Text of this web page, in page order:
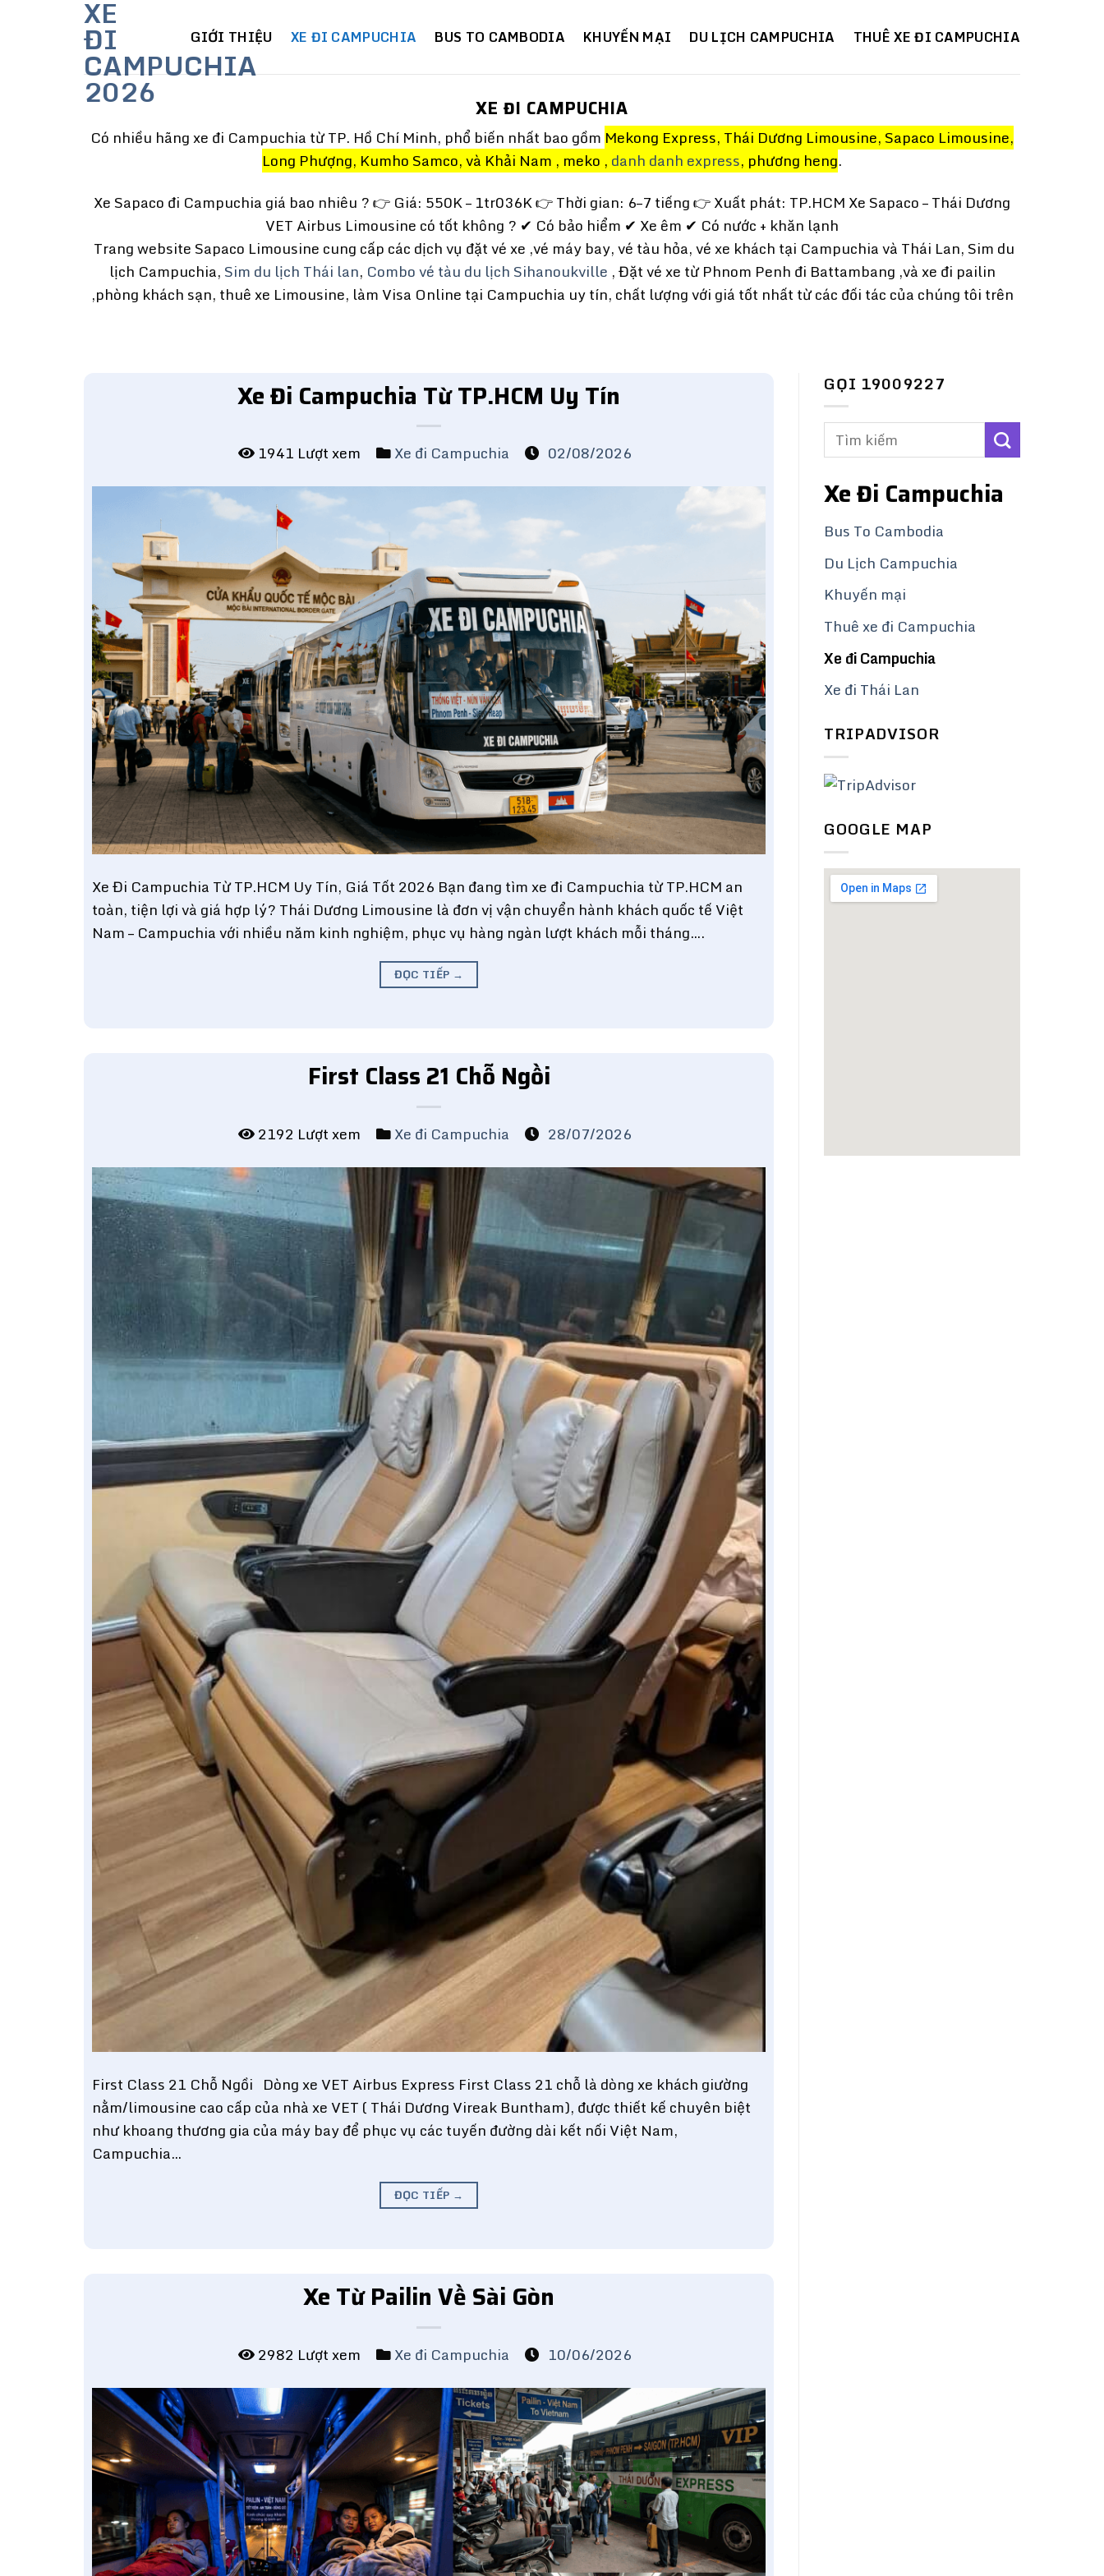
XE
ĐI
CAMPUCHIA
2026
GIỚI THIỆU XE ĐI CAMPUCHIA BUS TO CAMBODIA KHUYẾN MẠI DU LỊCH CAMPUCHIA THUÊ XE ĐI CAMPUCHIA
XE ĐI CAMPUCHIA
Có nhiều hãng xe đi Campuchia từ TP. Hồ Chí Minh, phổ biến nhất bao gồm Mekong Express, Thái Dương Limousine, Sapaco Limousine,
Long Phượng, Kumho Samco, và Khải Nam , meko , danh danh express, phương heng.
Xe Sapaco đi Campuchia giá bao nhiêu ? 👉 Giá: 550K – 1tr036K 👉 Thời gian: 6–7 tiếng 👉 Xuất phát: TP.HCM Xe Sapaco – Thái Dương
VET Airbus Limousine có tốt không ? ✔ Có bảo hiểm ✔ Xe êm ✔ Có nước + khăn lạnh
Trang website Sapaco Limousine cung cấp các dịch vụ đặt vé xe ,vé máy bay, vé tàu hỏa, vé xe khách tại Campuchia và Thái Lan, Sim du
lịch Campuchia, Sim du lịch Thái lan, Combo vé tàu du lịch Sihanoukville , Đặt vé xe từ Phnom Penh đi Battambang ,và xe đi pailin
,phòng khách sạn, thuê xe Limousine, làm Visa Online tại Campuchia uy tín, chất lượng với giá tốt nhất từ các đối tác của chúng tôi trên
Xe Đi Campuchia Từ TP.HCM Uy Tín
1941 Lượt xem Xe đi Campuchia 02/08/2026
Xe Đi Campuchia Từ TP.HCM Uy Tín, Giá Tốt 2026 Bạn đang tìm xe đi Campuchia từ TP.HCM an
toàn, tiện lợi và giá hợp lý? Thái Dương Limousine là đơn vị vận chuyển hành khách quốc tế Việt
Nam – Campuchia với nhiều năm kinh nghiệm, phục vụ hàng ngàn lượt khách mỗi tháng….
ĐỌC TIẾP →
First Class 21 Chỗ Ngồi
2192 Lượt xem Xe đi Campuchia 28/07/2026
First Class 21 Chỗ Ngồi Dòng xe VET Airbus Express First Class 21 chỗ là dòng xe khách giường
nằm/limousine cao cấp của nhà xe VET ( Thái Dương Vireak Buntham), được thiết kế chuyên biệt
như khoang thương gia của máy bay để phục vụ các tuyến đường dài kết nối Việt Nam,
Campuchia…
ĐỌC TIẾP →
Xe Từ Pailin Về Sài Gòn
2982 Lượt xem Xe đi Campuchia 10/06/2026
GỌI 19009227
Xe Đi Campuchia
Bus To Cambodia
Du Lịch Campuchia
Khuyến mại
Thuê xe đi Campuchia
Xe đi Campuchia
Xe đi Thái Lan
TRIPADVISOR
GOOGLE MAP